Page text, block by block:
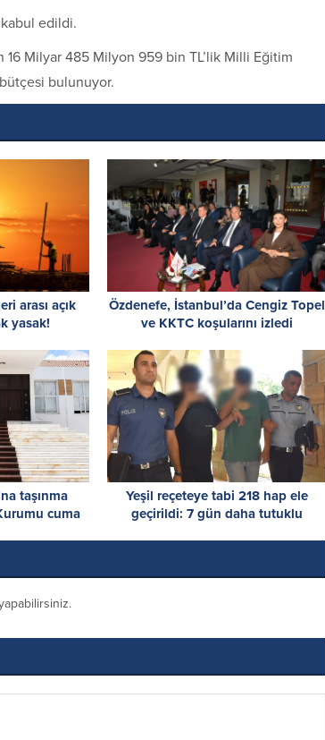
edildi.
Milyar 485 Milyon 959 bin TL’lik Milli Eğitim
bulunuyor.
arası açık
yasak!
Özdenefe, İstanbul’da Cengiz Topel
ve KKTC koşularını izledi
taşınma
cuma
Yeşil reçeteye tabi 218 hap ele
geçirildi: 7 gün daha tutuklu